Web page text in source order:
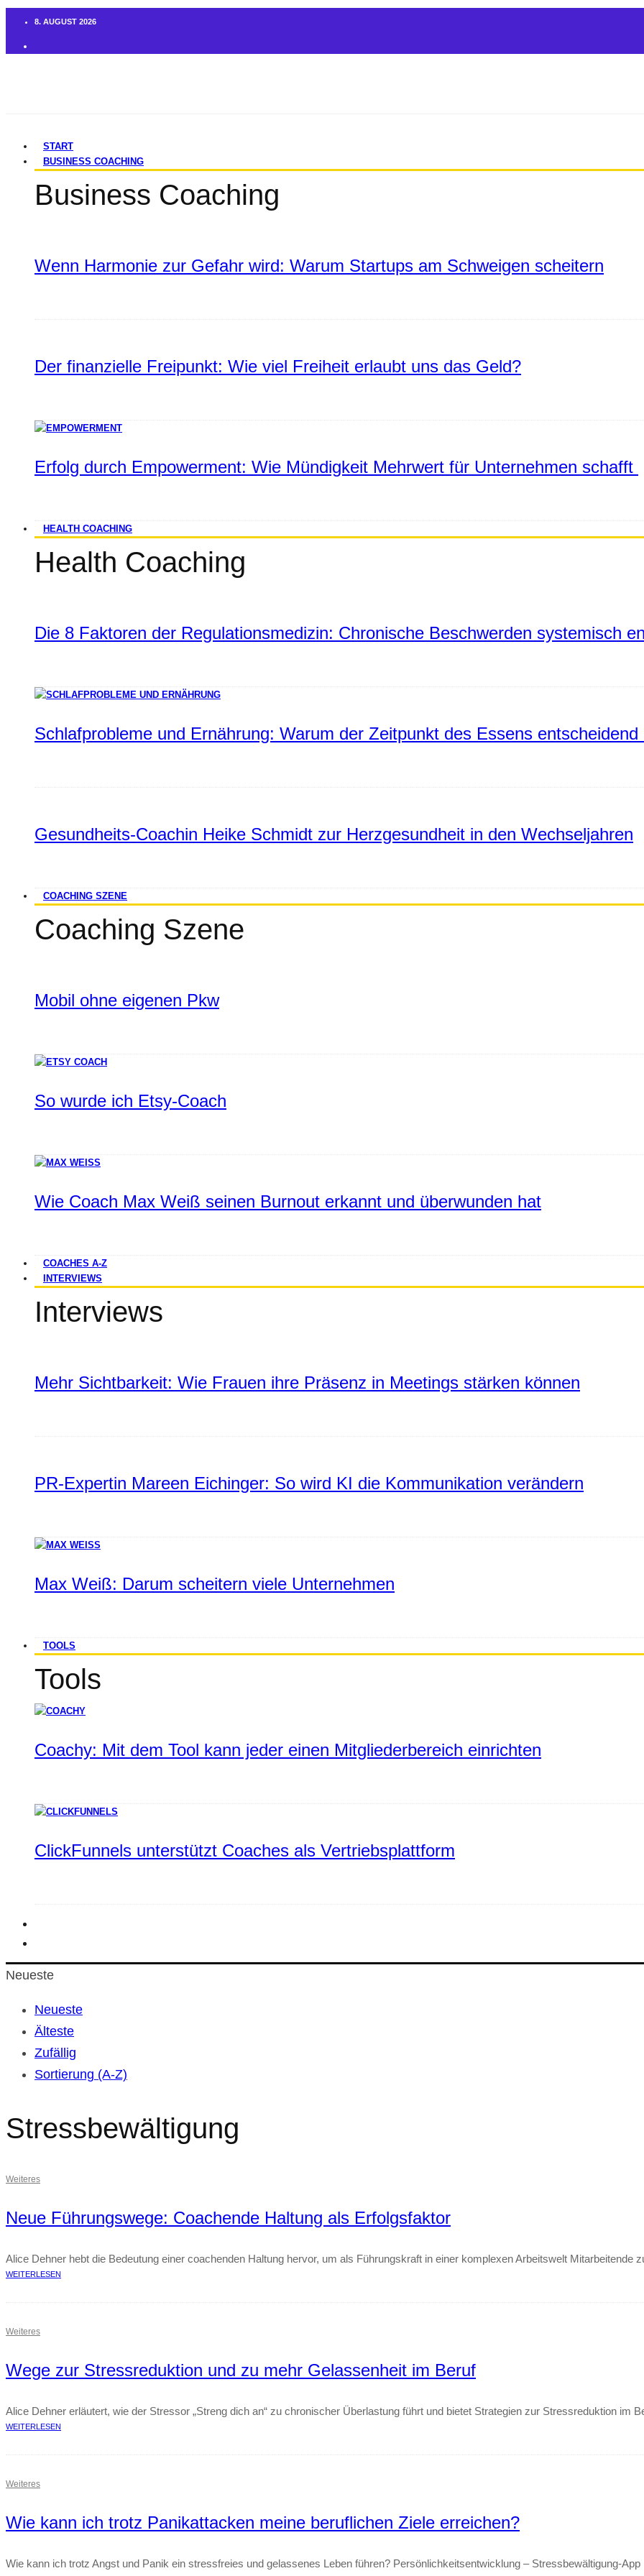
8. AUGUST 2026
START
BUSINESS COACHING
Business Coaching
Wenn Harmonie zur Gefahr wird: Warum Startups am Schweigen scheitern
Der finanzielle Freipunkt: Wie viel Freiheit erlaubt uns das Geld?
Erfolg durch Empowerment: Wie Mündigkeit Mehrwert für Unternehmen schafft
HEALTH COACHING
Health Coaching
Die 8 Faktoren der Regulationsmedizin: Chronische Beschwerden systemisch
Schlafprobleme und Ernährung: Warum der Zeitpunkt des Essens entscheidend
Gesundheits-Coachin Heike Schmidt zur Herzgesundheit in den Wechseljahren
COACHING SZENE
Coaching Szene
Mobil ohne eigenen Pkw
So wurde ich Etsy-Coach
Wie Coach Max Weiß seinen Burnout erkannt und überwunden hat
COACHES A-Z
INTERVIEWS
Interviews
Mehr Sichtbarkeit: Wie Frauen ihre Präsenz in Meetings stärken können
PR-Expertin Mareen Eichinger: So wird KI die Kommunikation verändern
Max Weiß: Darum scheitern viele Unternehmen
TOOLS
Tools
Coachy: Mit dem Tool kann jeder einen Mitgliederbereich einrichten
ClickFunnels unterstützt Coaches als Vertriebsplattform
Neueste
Neueste
Älteste
Zufällig
Sortierung (A-Z)
Stressbewältigung
Weiteres
Neue Führungswege: Coachende Haltung als Erfolgsfaktor
Alice Dehner hebt die Bedeutung einer coachenden Haltung hervor, um als Führungskraft in einer komplexen Arbeitswelt Mitarbeitende
WEITERLESEN
Weiteres
Wege zur Stressreduktion und zu mehr Gelassenheit im Beruf
Alice Dehner erläutert, wie der Stressor „Streng dich an“ zu chronischer Überlastung führt und bietet Strategien zur Stressreduktion im
WEITERLESEN
Weiteres
Wie kann ich trotz Panikattacken meine beruflichen Ziele erreichen?
Wie kann ich trotz Angst und Panik ein stressfreies und gelassenes Leben führen? Persönlichkeitsentwicklung – Stressbewältigung-